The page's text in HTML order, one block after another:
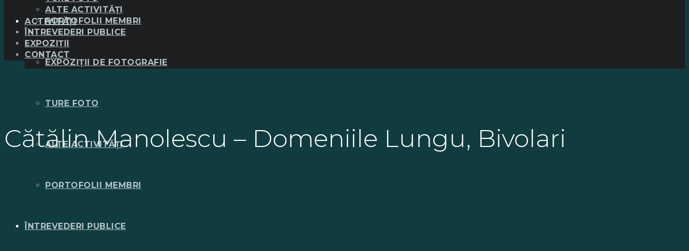
ACTIVITĂȚI
EXPOZIȚII DE FOTOGRAFIE
TURE FOTO
ALTE ACTIVITĂȚI
PORTOFOLII MEMBRI
ÎNTREVEDERI PUBLICE
ALTE ACTIVITĂȚI
PORTOFOLII MEMBRI
ÎNTREVEDERI PUBLICE
EXPOZIȚII
CONTACT
Cătălin Manolescu – Domeniile Lungu, Bivolari